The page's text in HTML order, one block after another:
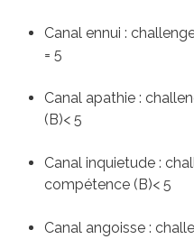
Canal ennui :
= 5
Canal apathie :
(B)< 5
Canal inquietude :
compétence (B)< 5
Canal angoisse :